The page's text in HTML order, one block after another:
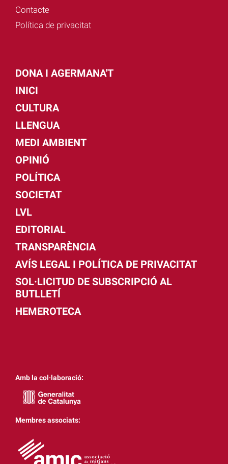
Contacte
Política de privacitat
DONA I AGERMANA'T
INICI
CULTURA
LLENGUA
MEDI AMBIENT
OPINIÓ
POLÍTICA
SOCIETAT
LVL
EDITORIAL
TRANSPARÈNCIA
AVÍS LEGAL I POLÍTICA DE PRIVACITAT
SOL·LICITUD DE SUBSCRIPCIÓ AL
BUTLLETÍ
HEMEROTECA
Amb la col·laboració:
Membres associats: